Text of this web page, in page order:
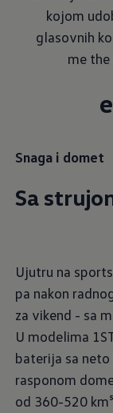
kojom
glasovnih
me
Snaga i domet
Sa
Ujutru na
pa nakon
za vikend - sa
U modelima
baterija sa
rasponom
od 360-520